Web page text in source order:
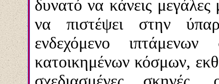
δυνατό να κάνεις
να πιστέψει στην
ενδεχόμενο
κατοικημένων κόσμων,